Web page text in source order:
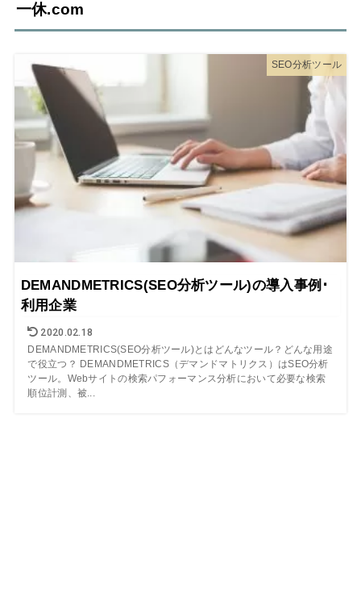
一休.com
SEO分析ツール
DEMANDMETRICS(SEO分析ツール)の導入事例･
利用企業
2020.02.18
DEMANDMETRICS(SEO分析ツール)とはどんなツール？どんな用途
で役立つ？ DEMANDMETRICS（デマンドマトリクス）はSEO分析
ツール。Webサイトの検索パフォーマンス分析において必要な検索
順位計測、被...